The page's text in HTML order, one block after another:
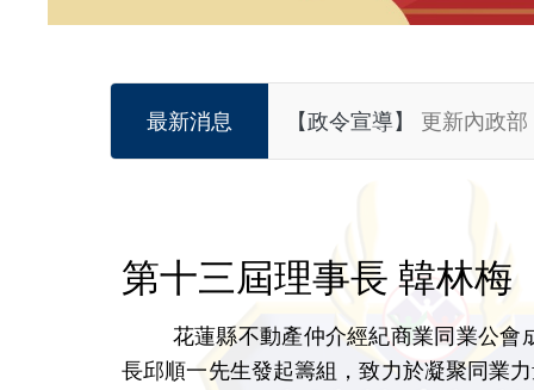
最新消息
【訊息公告】1.本手冊依據本會章程第五條之規定，及
【訊息公告】
115年7月
【房地產新聞】轉知~財政
【房地產新聞】轉知~公
【訊息公告】115006梯
第十三屆理事長 韓林梅
花蓮縣不動產仲介經紀商業同業公會
長邱順一先生發起籌組，致力於凝聚同業